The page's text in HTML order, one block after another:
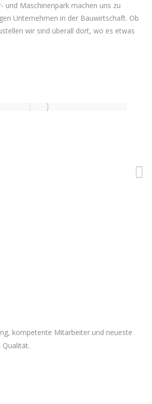
und Maschinenpark machen uns zu
Unternehmen in der Bauwirtschaft. Ob
wir sind überall dort, wo es etwas
kompetente Mitarbeiter und neueste
Qualität.